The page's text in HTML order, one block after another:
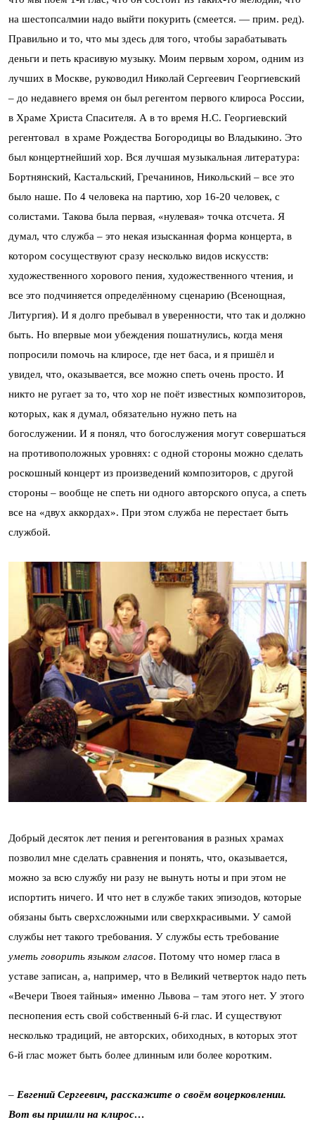
на шестопсалмии надо выйти покурить (смеется. — прим. ред).
Правильно и то, что мы здесь для того, чтобы зарабатывать
деньги и петь красивую музыку. Моим первым хором, одним из
лучших в Москве, руководил Николай Сергеевич Георгиевский
– до недавнего время он был регентом первого клироса России,
в Храме Христа Спасителя. А в то время Н.С. Георгиевский
регентовал в храме Рождества Богородицы во Владыкино. Это
был концертнейший хор. Вся лучшая музыкальная литература:
Бортнянский, Кастальский, Гречанинов, Никольский – все это
было наше. По 4 человека на партию, хор 16-20 человек, с
солистами. Такова была первая, «нулевая» точка отсчета. Я
думал, что служба – это некая изысканная форма концерта, в
котором сосуществуют сразу несколько видов искусств:
художественного хорового пения, художественного чтения, и
все это подчиняется определённому сценарию (Всенощная,
Литургия). И я долго пребывал в уверенности, что так и должно
быть. Но впервые мои убеждения пошатнулись, когда меня
попросили помочь на клиросе, где нет баса, и я пришёл и
увидел, что, оказывается, все можно спеть очень просто. И
никто не ругает за то, что хор не поёт известных композиторов,
которых, как я думал, обязательно нужно петь на
богослужении. И я понял, что богослужения могут совершаться
на противоположных уровнях: с одной стороны можно сделать
роскошный концерт из произведений композиторов, с другой
стороны – вообще не спеть ни одного авторского опуса, а спеть
все на «двух аккордах». При этом служба не перестает быть
службой.
Добрый десяток лет пения и регентования в разных храмах
позволил мне сделать сравнения и понять, что, оказывается,
можно за всю службу ни разу не вынуть ноты и при этом не
испортить ничего. И что нет в службе таких эпизодов, которые
обязаны быть сверхсложными или сверхкрасивыми. У самой
службы нет такого требования. У службы есть требование
уметь говорить языком гласов. Потому что номер гласа в
уставе записан, а, например, что в Великий четверток надо петь
«Вечери Твоея тайныя» именно Львова – там этого нет. У этого
песнопения есть свой собственный 6-й глас. И существуют
несколько традиций, не авторских, обиходных, в которых этот
6-й глас может быть более длинным или более коротким.
– Евгений Сергеевич, расскажите о своём воцерковлении.
Вот вы пришли на клирос…